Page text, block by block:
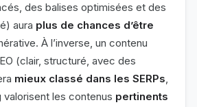
des balises optimisées et des
aura plus de chances d’être
À l’inverse, un contenu
(clair, structuré, avec des
mieux classé dans les SERPs,
les contenus pertinents